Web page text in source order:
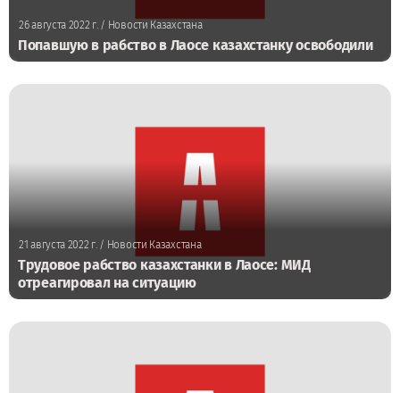
26 августа 2022 г./ Новости Казахстана
Попавшую в рабство в Лаосе казахстанку освободили
21 августа 2022 г./ Новости Казахстана
Трудовое рабство казахстанки в Лаосе: МИД
отреагировал на ситуацию